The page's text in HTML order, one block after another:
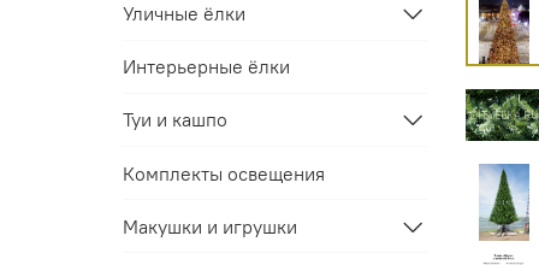
Уличные ёлки
Интерьерные ёлки
Туи и кашпо
Комплекты освещения
Макушки и игрушки